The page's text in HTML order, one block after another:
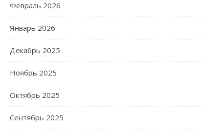
Февраль 2026
Январь 2026
Декабрь 2025
Ноябрь 2025
Октябрь 2025
Сентябрь 2025